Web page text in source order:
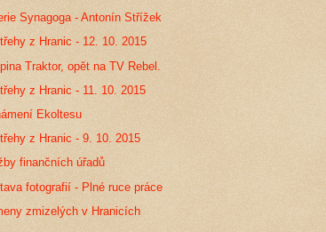
Synagoga - Antonín Střížek
z Hranic - 12. 10. 2015
Traktor, opět na TV Rebel.
z Hranic - 11. 10. 2015
Ekoltesu
z Hranic - 9. 10. 2015
finančních úřadů
fotografií - Plné ruce práce
zmizelých v Hranicích